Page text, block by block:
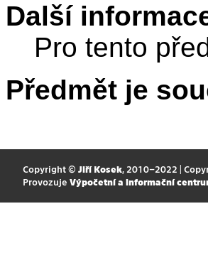
Další
Pro tento
Předmět je
Copyright © Jiří Kosek, 2010–2022 |
Provozuje Výpočetní a informační